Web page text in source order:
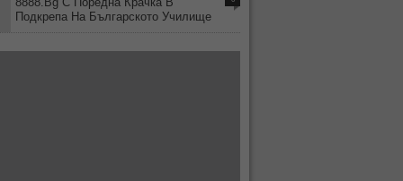
Подкрепа На Българското Училище